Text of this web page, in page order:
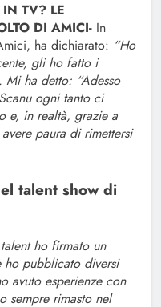
TV? LE
DI AMICI- In
ha dichiarato: “Ho
gli ho fatto i
ha detto: “Adesso
ogni tanto ci
e, in realtà, grazie a
paura di rimettersi
talent show di
ho firmato un
ho pubblicato diversi
avuto esperienze con
sempre rimasto nel